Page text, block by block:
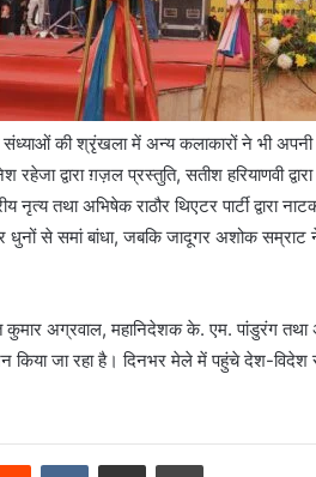
संध्याओं की श्रृंखला में अन्य कलाकारों ने भी अपनी
द्वारा ग़ज़ल प्रस्तुति, सतीश हरियाणवी द्वारा
नृत्य तथा अभिषेक राठौर थिएटर पार्टी द्वारा
धुनों से समां बांधा, जबकि जादूगर अशोक सम्राट
अग्रवाल, महानिदेशक के. एम. पांडुरंग तथा
किया जा रहा है। दिनभर मेले में पहुंचे देश-
Reddit VKontakteShare via Email Print